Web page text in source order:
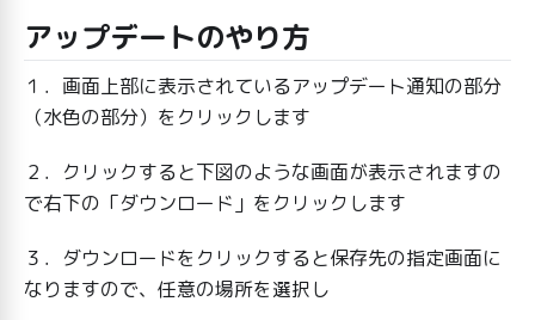
アップデートのやり方
１．画面上部に表示されているアップデート通知の部分
（水色の部分）をクリックします
２．クリックすると下図のような画面が表示されますの
で右下の「ダウンロード」をクリックします
３．ダウンロードをクリックすると保存先の指定画面に
なりますので、任意の場所を選択し